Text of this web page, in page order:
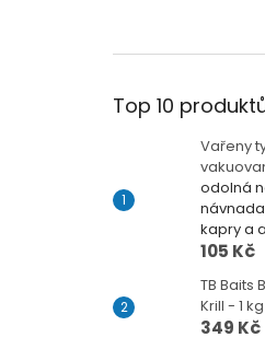
Top 10
Vařeny
odolná
kapry a
105 Kč
TB Baits
Krill - 1
349 Kč